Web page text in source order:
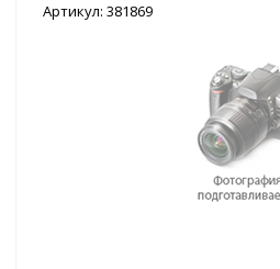
Артикул: 381869